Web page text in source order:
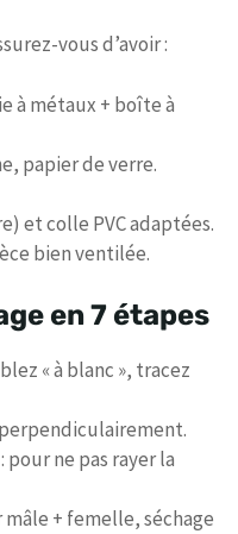
vous d’avoir :
à métaux + boîte à
papier de verre.
et colle PVC adaptées.
bien ventilée.
en 7 étapes
« à blanc », tracez
: pour ne pas rayer la
mâle + femelle, séchage